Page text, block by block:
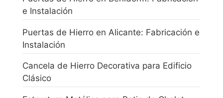
e Instalación
Puertas de Hierro en Alicante: Fabricación e
Instalación
Cancela de Hierro Decorativa para Edificio
Clásico